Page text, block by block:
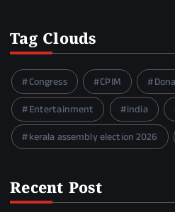
Tag Clouds
Congress CPIM
Entertainment
india
kerala assembly election 2026
Recent Post